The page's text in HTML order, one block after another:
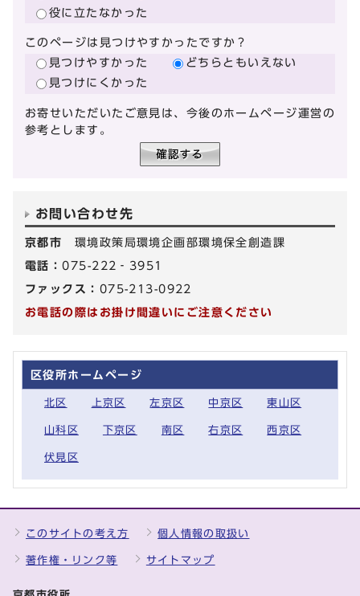
役に立たなかった
このページは見つけやすかったですか？
見つけやすかった
どちらともいえない
見つけにくかった
お寄せいただいたご意見は、今後のホームページ運営の
参考とします。
お問い合わせ先
京都市 環境政策局環境企画部環境保全創造課
電話：075-222‐3951
ファックス： 075-213-0922
お電話の際はお掛け間違いにご注意ください
区役所ホームページ
北区 上京区 左京区 中京区 東山区
山科区 下京区 南区 右京区 西京区
伏見区
このサイトの考え方 個人情報の取扱い
著作権・リンク等 サイトマップ